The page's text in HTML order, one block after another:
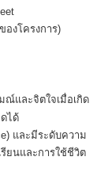
องโครงการ)
ณ์และจิตใจเมื่อเกิด
ได้
และมีระดับความ
ยนและการใช้ชีวิต